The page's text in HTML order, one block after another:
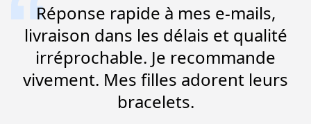
Réponse rapide à mes e-mails,
livraison dans les délais et qualité
irréprochable. Je recommande
vivement. Mes filles adorent leurs
bracelets.